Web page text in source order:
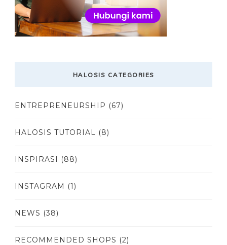
HALOSIS CATEGORIES
ENTREPRENEURSHIP (67)
HALOSIS TUTORIAL (8)
INSPIRASI (88)
INSTAGRAM (1)
NEWS (38)
RECOMMENDED SHOPS (2)